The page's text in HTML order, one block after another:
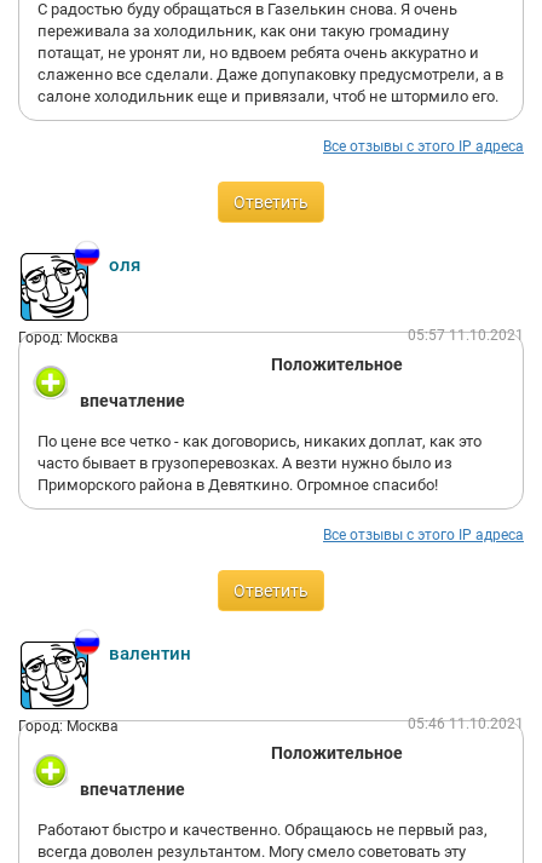
С радостью буду обращаться в Газелькин снова. Я очень
переживала за холодильник, как они такую громадину
потащат, не уронят ли, но вдвоем ребята очень аккуратно и
слаженно все сделали. Даже допупаковку предусмотрели, а в
салоне холодильник еще и привязали, чтоб не штормило его.
Все отзывы с этого IP адреса
Ответить
оля
Город: Москва 05:57 11.10.2021
Положительное
впечатление
По цене все четко - как договорись, никаких доплат, как это
часто бывает в грузоперевозках. А везти нужно было из
Приморского района в Девяткино. Огромное спасибо!
Все отзывы с этого IP адреса
Ответить
валентин
Город: Москва 05:46 11.10.2021
Положительное
впечатление
Работают быстро и качественно. Обращаюсь не первый раз,
всегда доволен результантом. Могу смело советовать эту